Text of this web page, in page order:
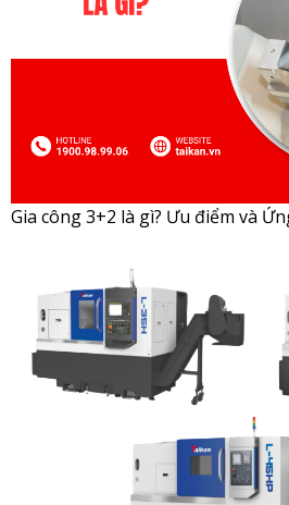
Gia công 3+2 là gì? Ưu điểm và